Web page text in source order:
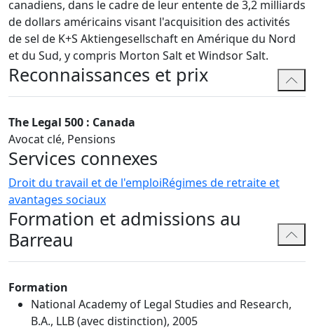
canadiens, dans le cadre de leur entente de 3,2 milliards
de dollars américains visant l'acquisition des activités
de sel de K+S Aktiengesellschaft en Amérique du Nord
et du Sud, y compris Morton Salt et Windsor Salt.
Reconnaissances et prix
The Legal 500 : Canada
Avocat clé, Pensions
Services connexes
Droit du travail et de l'emploiRégimes de retraite et
avantages sociaux
Formation et admissions au
Barreau
Formation
National Academy of Legal Studies and Research,
B.A., LLB (avec distinction), 2005